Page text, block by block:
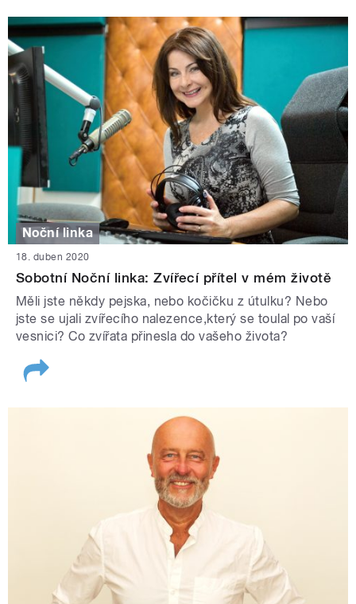
Noční linka
18. duben 2020
Sobotní Noční linka: Zvířecí přítel v mém životě
Měli jste někdy pejska, nebo kočičku z útulku? Nebo
jste se ujali zvířecího nalezence,který se toulal po vaší
vesnici? Co zvířata přinesla do vašeho života?